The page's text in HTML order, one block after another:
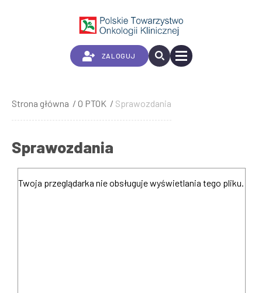
ZALOGUJ
Ścieżka
nawigacyjna
Strona główna O PTOK Sprawozdania
Sprawozdania
Twoja przeglądarka nie obsługuje wyświetlania tego pliku.